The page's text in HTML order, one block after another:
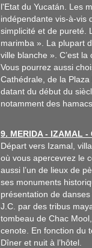
l'Etat du Yucatán. Les
indépendante vis-à-vis
simplicité et de pureté.
marimba ». La plupart
ville blanche ». C’est
Vous pourrez aussi
Cathédrale, de la
datant du début du
notamment des
9. MERIDA - IZAMAL
Départ vers Izamal,
où vous apercevrez le
aussi l’un de lieux de
ses monuments
présentation de
J.C. par des tribus
tombeau de Chac
cenote. En fonction du
Dîner et nuit à l’hôtel.